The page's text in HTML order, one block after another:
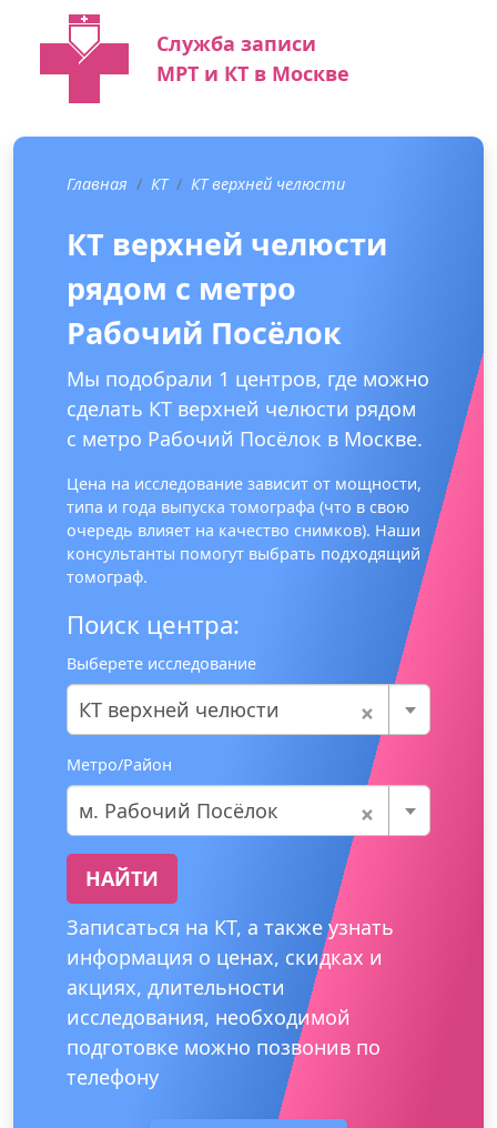
Служба записи
МРТ и КТ в Москве
Главная КТ КТ верхней челюсти
КТ верхней челюсти
рядом с метро
Рабочий Посёлок
Мы подобрали 1 центров, где можно
сделать КТ верхней челюсти рядом
с метро Рабочий Посёлок в Москве.
Цена на исследование зависит от мощности,
типа и года выпуска томографа (что в свою
очередь влияет на качество снимков). Наши
консультанты помогут выбрать подходящий
томограф.
Поиск центра:
Выберете исследование
×
КТ верхней челюсти
Метро/Район
×
м. Рабочий Посёлок
НАЙТИ
Записаться на КТ, а также узнать
информация о ценах, скидках и
акциях, длительности
исследования, необходимой
подготовке можно позвонив по
телефону